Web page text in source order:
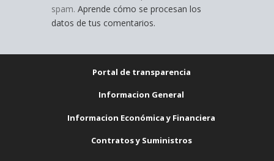
spam. Aprende cómo se procesan los
datos de tus comentarios.
Portal de transparencia
Informacion General
Informacion Económica y Financiera
Contratos y Suministros